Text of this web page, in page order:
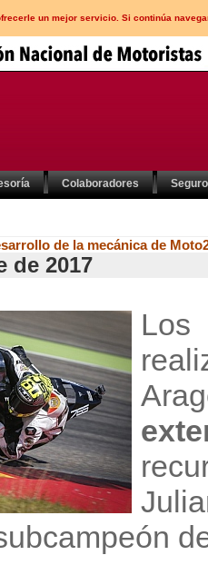
un mejor servicio. Si continúa
Colaboradores
de la mecánica de
de 2017